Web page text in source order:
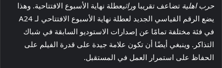
حرب اهلية تضاعف تقريبا وراثيعطلة نهاية الأسبوع الافتتاحية. وهذا
يضع الرقم القياسي الجديد لعطلة نهاية الأسبوع الافتتاحي لـ A24
في فئة مختلفة تمامًا عن إصدارات الاستوديو السابقة في شباك
التذاكر. وينبغي أيضًا أن تكون علامة جيدة على قدرة الفيلم على
الحفاظ على استمرار العمل في المستقبل.